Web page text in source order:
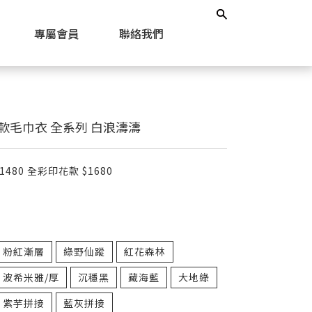
專屬會員 聯絡我們
毛巾衣 全系列 白浪濤濤
全彩印花款 $1680
粉紅漸層 綠野仙蹤
紅花森林
波希米雅/厚 沉穩黑 藏海藍
大地綠
紫芋拼接 藍灰拼接